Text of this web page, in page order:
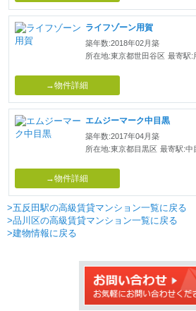
ライフゾーン用賀
築年数:2018年02月築
所在地:東京都世田谷区 最寄駅:
→物件詳細
エムジーマーク中目黒
築年数:2017年04月築
所在地:東京都目黒区 最寄駅:中
→物件詳細
>五反田駅の高級賃貸マンション一覧に戻る
>品川区の高級賃貸マンション一覧に戻る
>建物情報に戻る